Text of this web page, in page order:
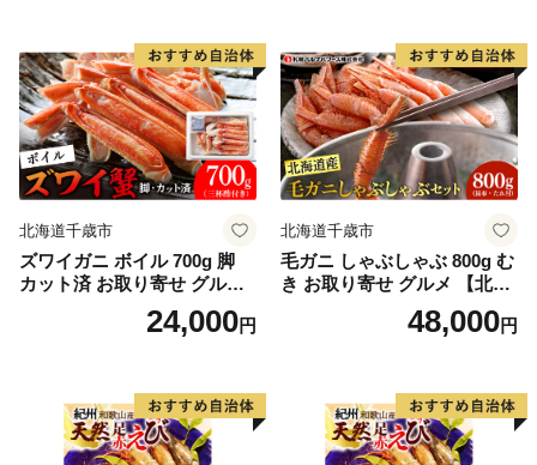
北海道千歳市
ズワイガニ ボイル 700g 脚
カット済 お取り寄せ グルメ
【北海道】【札幌バルナバフ
24,000円
北海道千歳市
毛ガニ しゃぶしゃぶ 800g む
き お取り寄せ グルメ 【北海
道】【札幌バルナバフーズ】
48,000円